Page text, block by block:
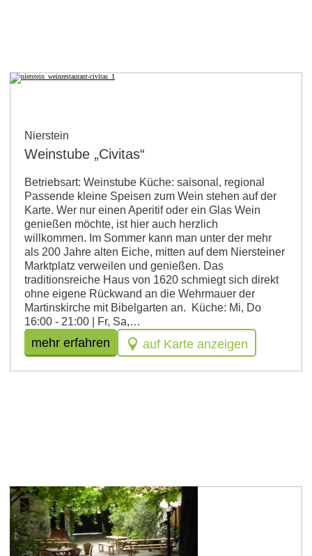
Nierstein
Weinstube „Civitas“
Betriebsart: Weinstube Küche: saisonal, regional
Passende kleine Speisen zum Wein stehen auf der
Karte. Wer nur einen Aperitif oder ein Glas Wein
genießen möchte, ist hier auch herzlich
willkommen. Im Sommer kann man unter der mehr
als 200 Jahre alten Eiche, mitten auf dem Niersteiner
Marktplatz verweilen und genießen. Das
traditionsreiche Haus von 1620 schmiegt sich direkt
ohne eigene Rückwand an die Wehrmauer der
Martinskirche mit Bibelgarten an. Küche: Mi, Do
16:00 - 21:00 | Fr, Sa,…
mehr erfahren auf Karte anzeigen
Selzen